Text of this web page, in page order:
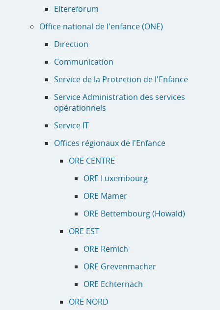
Eltereforum
Office national de l'enfance (ONE)
Direction
Communication
Service de la Protection de l'Enfance
Service Administration des services
opérationnels
Service IT
Offices régionaux de l'Enfance
ORE CENTRE
ORE Luxembourg
ORE Mamer
ORE Bettembourg (Howald)
ORE EST
ORE Remich
ORE Grevenmacher
ORE Echternach
ORE NORD